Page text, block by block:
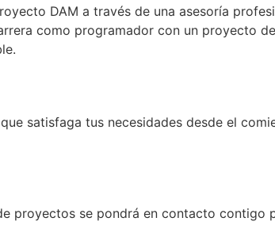
DAM a través de una asesoría
como programador con un proyecto
satisfaga tus necesidades desde el
proyectos se pondrá en contacto contigo